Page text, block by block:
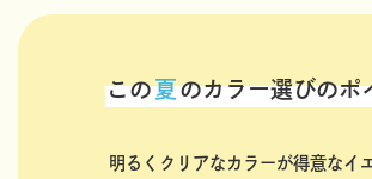
この夏のカラー選びのポ
明るくクリアなカラーが得意なイ